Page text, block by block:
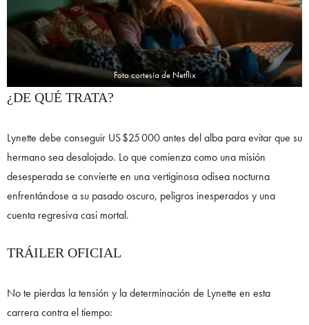
Foto cortesía de Netflix
¿DE QUÉ TRATA?
Lynette debe conseguir US $25 000 antes del alba para evitar que su
hermano sea desalojado. Lo que comienza como una misión
desesperada se convierte en una vertiginosa odisea nocturna
enfrentándose a su pasado oscuro, peligros inesperados y una
cuenta regresiva casi mortal.
TRÁILER OFICIAL
No te pierdas la tensión y la determinación de Lynette en esta
carrera contra el tiempo: